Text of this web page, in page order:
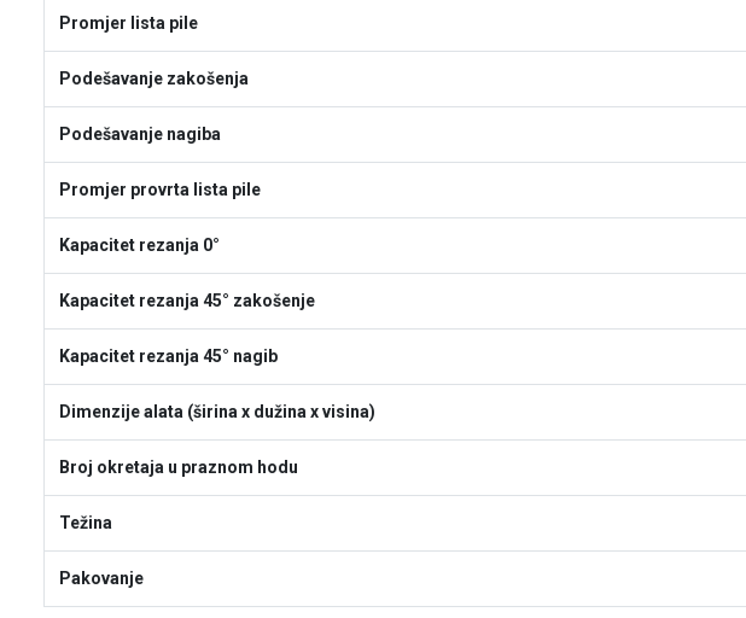
Promjer lista pile
Podešavanje zakošenja
Podešavanje nagiba
Promjer provrta lista pile
Kapacitet rezanja 0°
Kapacitet rezanja 45° zakošenje
Kapacitet rezanja 45° nagib
Dimenzije alata (širina x dužina x visina)
Broj okretaja u praznom hodu
Težina
Pakovanje